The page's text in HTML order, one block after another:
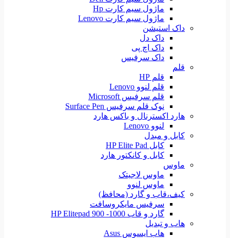
ماژول سیم کارت Hp
ماژول سیم کارت Lenovo
داک استیشن
داک دل
داک اچ پی
داک سرفیس
قلم
قلم HP
قلم لنوو Lenovo
قلم سرفیس Microsoft
نوک قلم سرفیس Surface Pen
هارد اکسترنال و باکس هارد
لنوو Lenovo
کابل و مبدل
کابل HP Elite Pad
کابل و کانکتور هارد
ماوس
ماوس لاجیتک
ماوس لنوو
کیف،قاب و گارد (محافظ)
سرفیس مایکروسافت
گارد و قاب HP Elitepad 900 -1000
هاب و تبدیل
هاب ایسوس Asus